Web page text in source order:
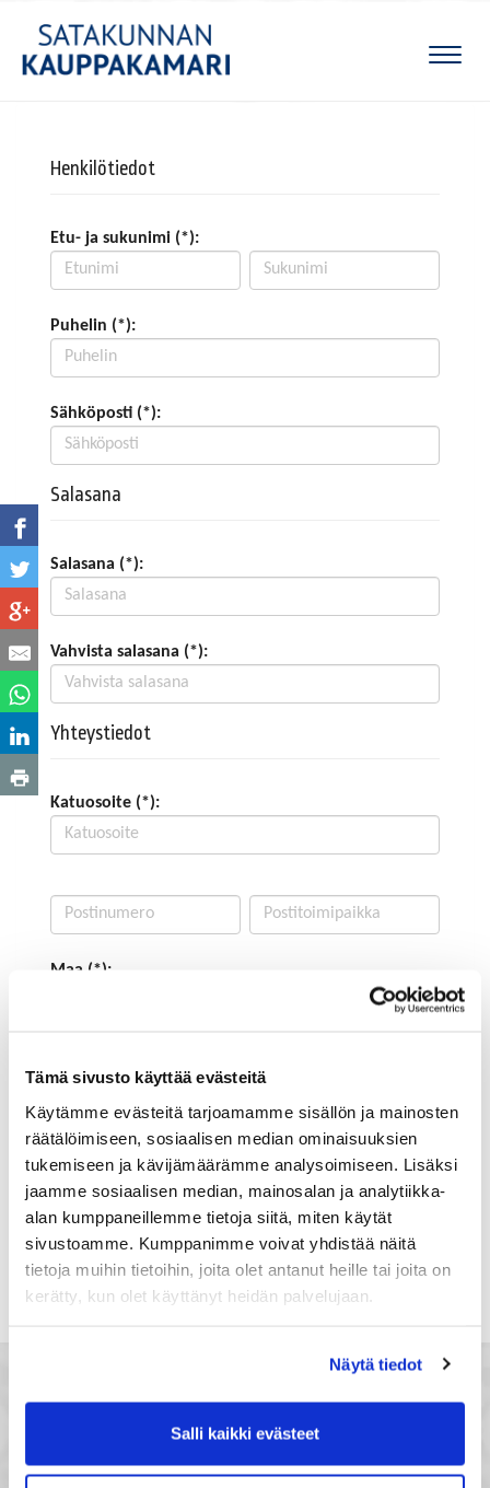
Tämä sivusto käyttää evästeitä
Käytämme evästeitä tarjoamamme sisällön ja mainosten
räätälöimiseen, sosiaalisen median ominaisuuksien
tukemiseen ja kävijämäärämme analysoimiseen. Lisäksi
jaamme sosiaalisen median, mainosalan ja analytiikka-
alan kumppaneillemme tietoja siitä, miten käytät
sivustoamme. Kumppanimme voivat yhdistää näitä
tietoja muihin tietoihin, joita olet antanut heille tai joita on
kerätty, kun olet käyttänyt heidän palvelujaan.
Näytä tiedot
Salli kaikki evästeet
Henkilötiedot
Etu- ja sukunimi (*):
Puhelin (*):
Sähköposti (*):
Salasana
Salasana (*):
Vahvista salasana (*):
Yhteystiedot
Katuosoite (*):
Maa (*):
Haluan tilata Satakunnan kauppakamari
uutiskirjeen
Olen lukenut Satakunnan kauppakamarin
tietosuojaselosteenja hyväksyn henkilötietojeni
käsittelyn (*)
(*) Tieto on pakollinen